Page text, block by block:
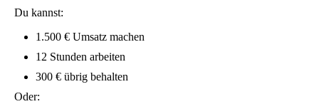
Du kannst:
1.500 € Umsatz machen
12 Stunden arbeiten
300 € übrig behalten
Oder: